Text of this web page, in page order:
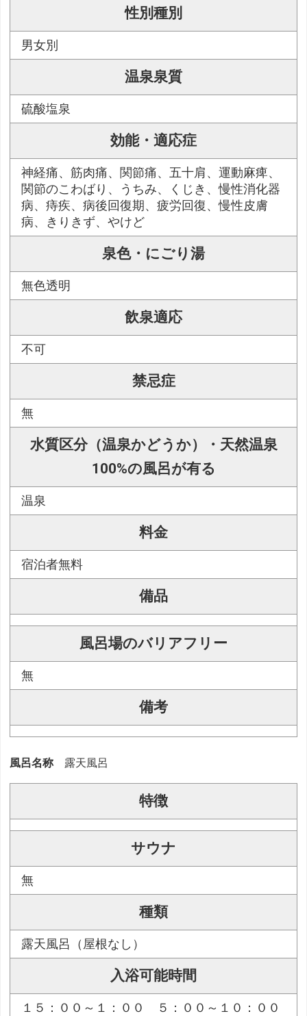
性別種別
男女別
温泉泉質
硫酸塩泉
効能・適応症
神経痛、筋肉痛、関節痛、五十肩、運動麻痺、
関節のこわばり、うちみ、くじき、慢性消化器
病、痔疾、病後回復期、疲労回復、慢性皮膚
病、きりきず、やけど
泉色・にごり湯
無色透明
飲泉適応
不可
禁忌症
無
水質区分（温泉かどうか）・天然温泉
100%の風呂が有る
温泉
料金
宿泊者無料
備品
風呂場のバリアフリー
無
備考
風呂名称 露天風呂
特徴
サウナ
無
種類
露天風呂（屋根なし）
入浴可能時間
１５：００～１：００ ５：００～１０：００